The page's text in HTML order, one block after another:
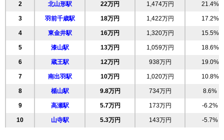
20 若葉町 32万円 1,855万円 42.8%
21 城西町 31万円 2,117万円 42.5%
22 末広町 31万円 1,464万円 21.4%
23 相生町 30万円 1,962万円 14.1%
24 錦町 30万円 1,477万円 31.9%
25 荒楯町 30万円 1,962万円 22.8%
26 松見町 30万円 2,051万円 25.8%
27 寿町 30万円 1,956万円 28.7%
28 大手町 29万円 1,489万円 21.5%
2 北山形駅 22万円 1,474万円 21.4%
3 羽前千歳駅 18万円 1,422万円 17.2%
4 東金井駅 16万円 1,320万円 15.5%
5 漆山駅 13万円 1,059万円 18.6%
6 蔵王駅 12万円 938万円 19.0%
7 南出羽駅 10万円 1,020万円 10.8%
8 楯山駅 9.8万円 734万円 8.6%
9 高瀬駅 5.7万円 173万円 -6.2%
10 山寺駅 5.3万円 143万円 -5.7%